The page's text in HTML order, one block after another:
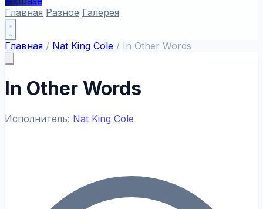
Главная Разное Галерея
Главная / Nat King Cole / In Other Words
In Other Words
Исполнитель: Nat King Cole